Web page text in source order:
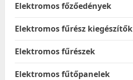
Elektromos főzőedények
Elektromos fűrész kiegészítők
Elektromos fűrészek
Elektromos fűtőpanelek